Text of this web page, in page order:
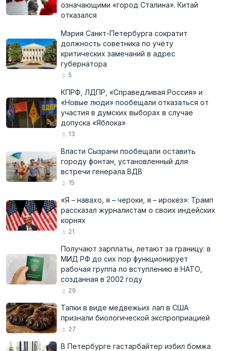
означающими «город Сталина». Китай
отказался
Мэрия Санкт-Петербурга сократит
должность советника по учёту
критических замечаний в адрес
губернатора
5
КПРФ, ЛДПР, «Справедливая Россия» и
«Новые люди» пообещали отказаться от
участия в думских выборах в случае
допуска «Яблока»
13
Власти Сызрани пообещали оставить
городу фонтан, установленный для
встречи генерала ВДВ
15
«Я – навахо, я – чероки, я – ирокез»: Трамп
рассказал журналистам о своих индейских
корнях
21
Получают зарплаты, летают за границу: в
МИД РФ до сих пор функционирует
рабочая группа по вступлению в НАТО,
созданная в 2002 году
29
Тапки в виде медвежьих лап в США
признали биологической экспроприацией
27
В Петербурге гастарбайтер избил бомжа